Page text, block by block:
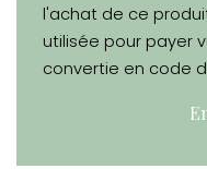
l'achat de ce
utilisée pour payer
convertie en code